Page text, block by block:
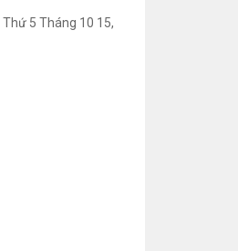
Thứ 5 Tháng 10 15,